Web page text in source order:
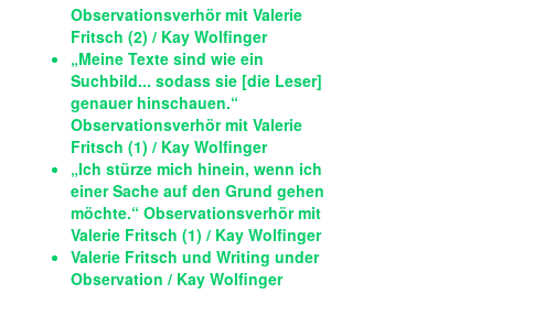
Observationsverhör mit Valerie
Fritsch (2) / Kay Wolfinger
„Meine Texte sind wie ein
Suchbild... sodass sie [die Leser]
genauer hinschauen.“
Observationsverhör mit Valerie
Fritsch (1) / Kay Wolfinger
„Ich stürze mich hinein, wenn ich
einer Sache auf den Grund gehen
möchte.“ Observationsverhör mit
Valerie Fritsch (1) / Kay Wolfinger
Valerie Fritsch und Writing under
Observation / Kay Wolfinger